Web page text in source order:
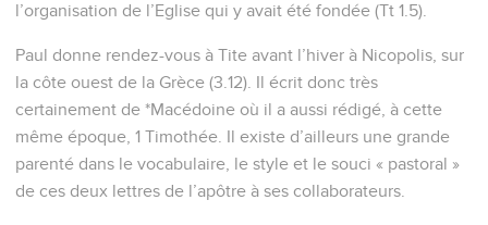
l’organisation de l’Eglise qui y avait été fondée (Tt 1.5).
Paul donne rendez-vous à Tite avant l’hiver à Nicopolis, sur
la côte ouest de la Grèce (3.12). Il écrit donc très
certainement de *Macédoine où il a aussi rédigé, à cette
même époque, 1 Timothée. Il existe d’ailleurs une grande
parenté dans le vocabulaire, le style et le souci « pastoral »
de ces deux lettres de l’apôtre à ses collaborateurs.